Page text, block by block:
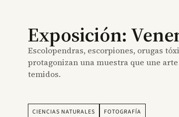
Exposición:
Escolopendras, escorpiones, orugas
protagonizan una muestra que une
temidos.
CIENCIAS NATURALES FOTOGRAFÍA